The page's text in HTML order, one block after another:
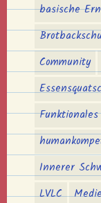
basische
Community
Innerer
LVLC